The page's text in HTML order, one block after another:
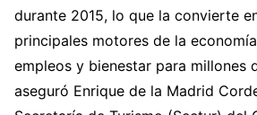
durante 2015, lo que la convierte
principales motores de la
empleos y bienestar para millones
aseguró Enrique de la Madrid